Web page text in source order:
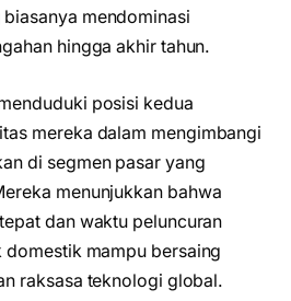
biasanya mendominasi
hingga akhir tahun.
posisi kedua
mereka dalam mengimbangi
di segmen pasar yang
menunjukkan bahwa
dan waktu peluncuran
mampu bersaing
raksasa teknologi global.